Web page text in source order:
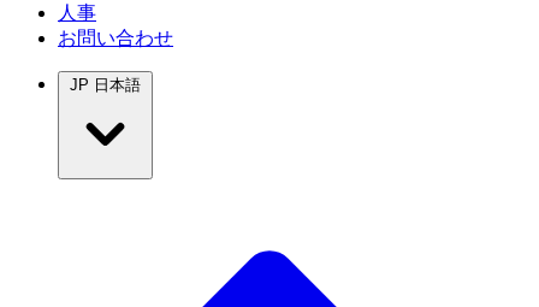
人事
お問い合わせ
JP 日本語